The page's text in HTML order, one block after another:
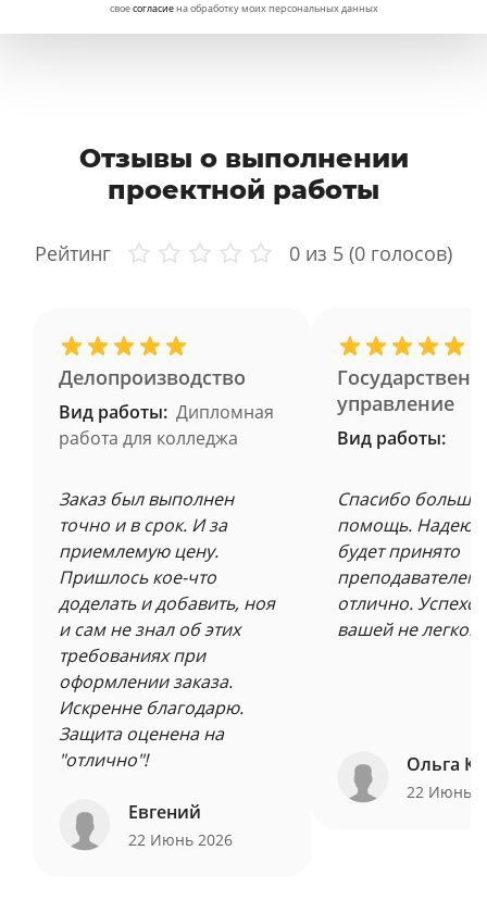
своесогласиена обработку моих персональных данных
Отзывы о выполнении
проектной работы
Рейтинг 0 из 5 (0 голосов)
Делопроизводство
Вид работы: Дипломная
работа для колледжа
Заказ был выполнен
точно и в срок. И за
приемлемую цену.
Пришлось кое-что
доделать и добавить, ноя
и сам не знал об этих
требованиях при
оформлении заказа.
Искренне благодарю.
Защита оценена на
"отлично"!
Евгений
22 Июнь 2026
управление
Вид работы:
Спасибо
помощь.
будет принято
преподавателем
отлично.
вашей не легкой
Ольга
22 Июнь